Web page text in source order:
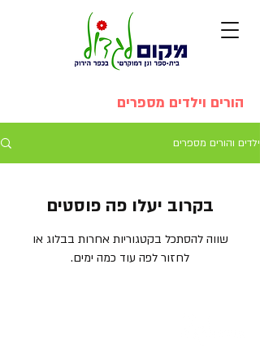
הורים וילדים מספרים
ילדים והורים מספרים
בקרוב יעלו פה פוסטים
שווה להסתכל בקטגוריות אחרות בבלוג או
לחזור לפה עוד כמה ימים.